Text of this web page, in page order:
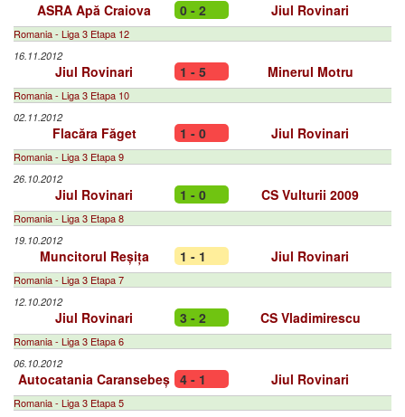
ASRA Apă Craiova 0 - 2 Jiul Rovinari
Romania - Liga 3 Etapa 12
16.11.2012
Jiul Rovinari 1 - 5 Minerul Motru
Romania - Liga 3 Etapa 10
02.11.2012
Flacăra Făget 1 - 0 Jiul Rovinari
Romania - Liga 3 Etapa 9
26.10.2012
Jiul Rovinari 1 - 0 CS Vulturii 2009
Romania - Liga 3 Etapa 8
19.10.2012
Muncitorul Reșița 1 - 1 Jiul Rovinari
Romania - Liga 3 Etapa 7
12.10.2012
Jiul Rovinari 3 - 2 CS Vladimirescu
Romania - Liga 3 Etapa 6
06.10.2012
Autocatania Caransebeș 4 - 1 Jiul Rovinari
Romania - Liga 3 Etapa 5